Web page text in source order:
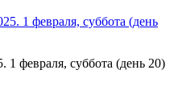
1 февраля, суббота (день 20)